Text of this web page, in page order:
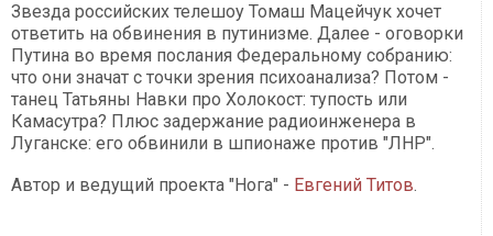
Звезда российских телешоу Томаш Мацейчук хочет
ответить на обвинения в путинизме. Далее - оговорки
Путина во время послания Федеральному собранию:
что они значат с точки зрения психоанализа? Потом -
танец Татьяны Навки про Холокост: тупость или
Камасутра? Плюс задержание радиоинженера в
Луганске: его обвинили в шпионаже против "ЛНР".
Автор и ведущий проекта "Нога" - Евгений Титов.